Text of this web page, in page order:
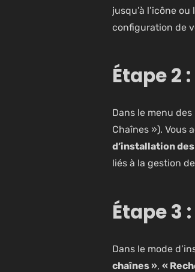
jusqu’à l’icône ou
configuration de
Étape 2
Dans le menu
Chaînes »). Vous
d’installation
liés à la gestion
Étape 3
Dans le mode
chaînes », «